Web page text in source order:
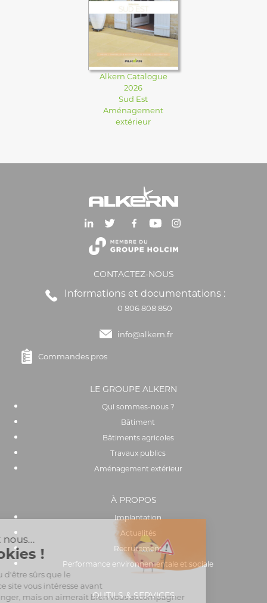
Alkern Catalogue
2026
Sud Est
Aménagement
extérieur
CONTACTEZ-NOUS
Informations et documentations :
0 806 808 850
info@alkern.fr
Commandes pros
LE GROUPE ALKERN
Qui sommes-nous ?
Bâtiment
Bâtiments agricoles
Travaux publics
Aménagement extérieur
À PROPOS
Implantation
Actualités
Recrutement
Performance environnementale et sociale
OUTILS & SERVICES